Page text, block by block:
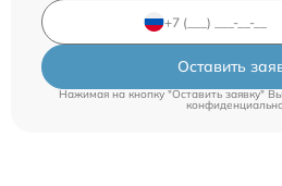
Оставить
Нажимая на кнопку "Оставить заявку"